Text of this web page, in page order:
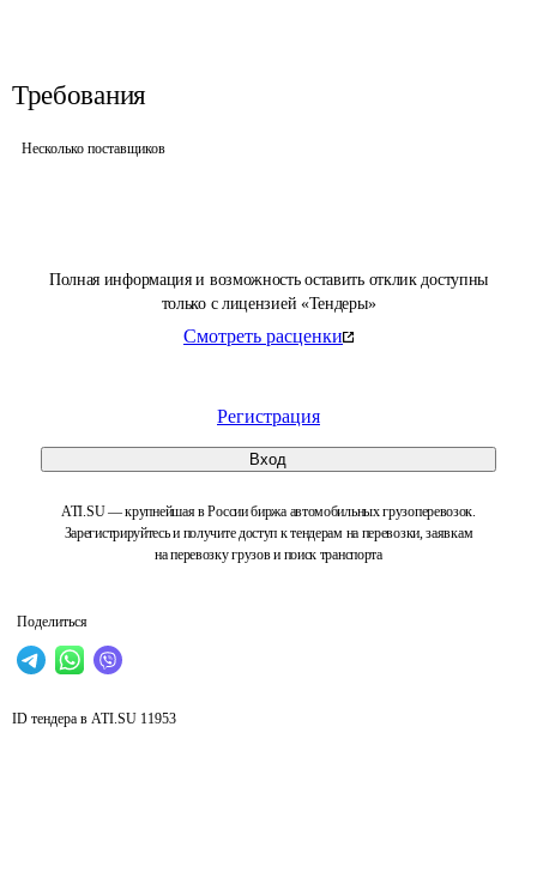
Полная информация и возможность оставить отклик доступны
только с лицензией «Тендеры»
Смотреть расценки
Регистрация
Вход
ATI.SU — крупнейшая в России биржа автомобильных грузоперевозок.
Зарегистрируйтесь и получите доступ к тендерам на перевозки, заявкам
на перевозку грузов и поиск транспорта
Поделиться
Требования
Несколько поставщиков
ID тендера в ATI.SU 11953